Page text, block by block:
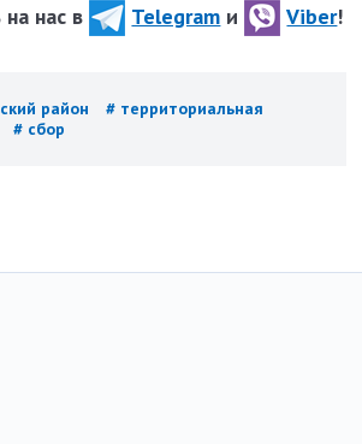
нас в Telegram и Viber!
район
# территориальная
# сбор